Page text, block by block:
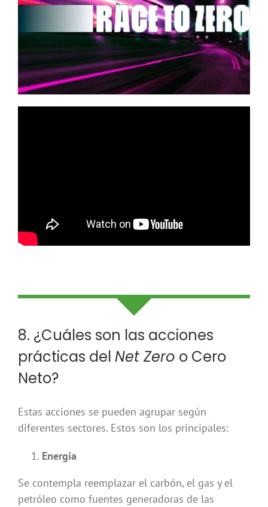
8. ¿Cuáles son las acciones
prácticas del Net Zero o Cero
Neto?
Estas acciones se pueden agrupar según
diferentes sectores. Estos son los principales:
Energía
Se contempla reemplazar el carbón, el gas y el
petróleo como fuentes generadoras de las